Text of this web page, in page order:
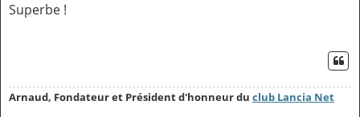
Superbe !
Arnaud, Fondateur et Président d'honneur du club Lancia Net